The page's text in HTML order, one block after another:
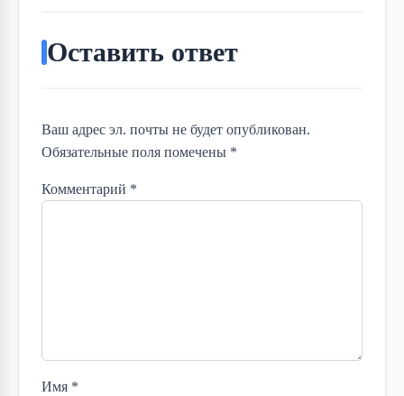
Оставить ответ
Ваш адрес эл. почты не будет опубликован.
Обязательные поля помечены *
Комментарий *
Имя *